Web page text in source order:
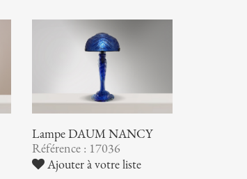
Lampe DAUM NANCY
Référence : 17036
Ajouter à votre liste